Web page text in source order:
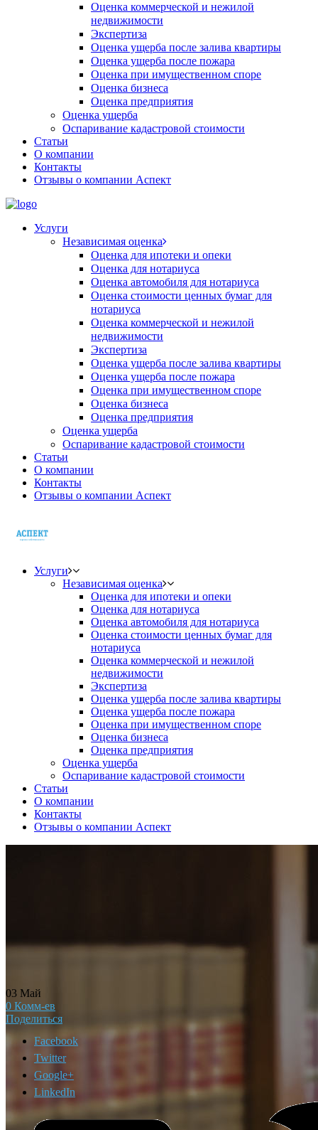
Оценка коммерческой и нежилой
недвижимости
Экспертиза
Оценка ущерба после залива квартиры
Оценка ущерба после пожара
Оценка при имущественном споре
Оценка бизнеса
Оценка предприятия
Оценка ущерба
Оспаривание кадастровой стоимости
Статьи
О компании
Контакты
Отзывы о компании Аспект
Услуги
Независимая оценка
Оценка для ипотеки и опеки
Оценка для нотариуса
Оценка автомобиля для нотариуса
Оценка стоимости ценных бумаг для
нотариуса
Оценка коммерческой и нежилой
недвижимости
Экспертиза
Оценка ущерба после залива квартиры
Оценка ущерба после пожара
Оценка при имущественном споре
Оценка бизнеса
Оценка предприятия
Оценка ущерба
Оспаривание кадастровой стоимости
Статьи
О компании
Контакты
Отзывы о компании Аспект
Услуги
Независимая оценка
Оценка для ипотеки и опеки
Оценка для нотариуса
Оценка автомобиля для нотариуса
Оценка стоимости ценных бумаг для
нотариуса
Оценка коммерческой и нежилой
недвижимости
Экспертиза
Оценка ущерба после залива квартиры
Оценка ущерба после пожара
Оценка при имущественном споре
Оценка бизнеса
Оценка предприятия
Оценка ущерба
Оспаривание кадастровой стоимости
Статьи
О компании
Контакты
Отзывы о компании Аспект
03 Май
0 Комм-ев
Поделиться
Facebook
Twitter
Google+
LinkedIn